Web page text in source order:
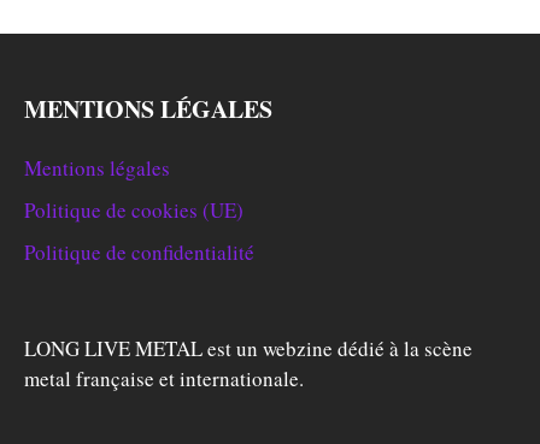
MENTIONS LÉGALES
Mentions légales
Politique de cookies (UE)
Politique de confidentialité
LONG LIVE METAL est un webzine dédié à la scène
metal française et internationale.